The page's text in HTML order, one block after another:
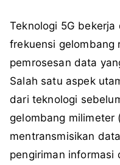
Teknologi 5G bekerja
frekuensi gelombang
pemrosesan data
Salah satu aspek
dari teknologi
gelombang milimeter
mentransmisikan
pengiriman informasi